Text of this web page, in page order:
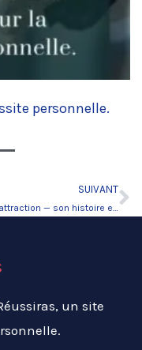
personnelle.
SUIVANT
La loi d’attraction — son histoire et ses nouveautés !
un site